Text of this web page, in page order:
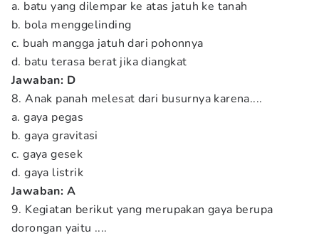
a. batu yang dilempar ke atas jatuh ke tanah
b. bola menggelinding
c. buah mangga jatuh dari pohonnya
d. batu terasa berat jika diangkat
Jawaban: D
8. Anak panah melesat dari busurnya karena....
a. gaya pegas
b. gaya gravitasi
c. gaya gesek
d. gaya listrik
Jawaban: A
9. Kegiatan berikut yang merupakan gaya berupa
dorongan yaitu ....